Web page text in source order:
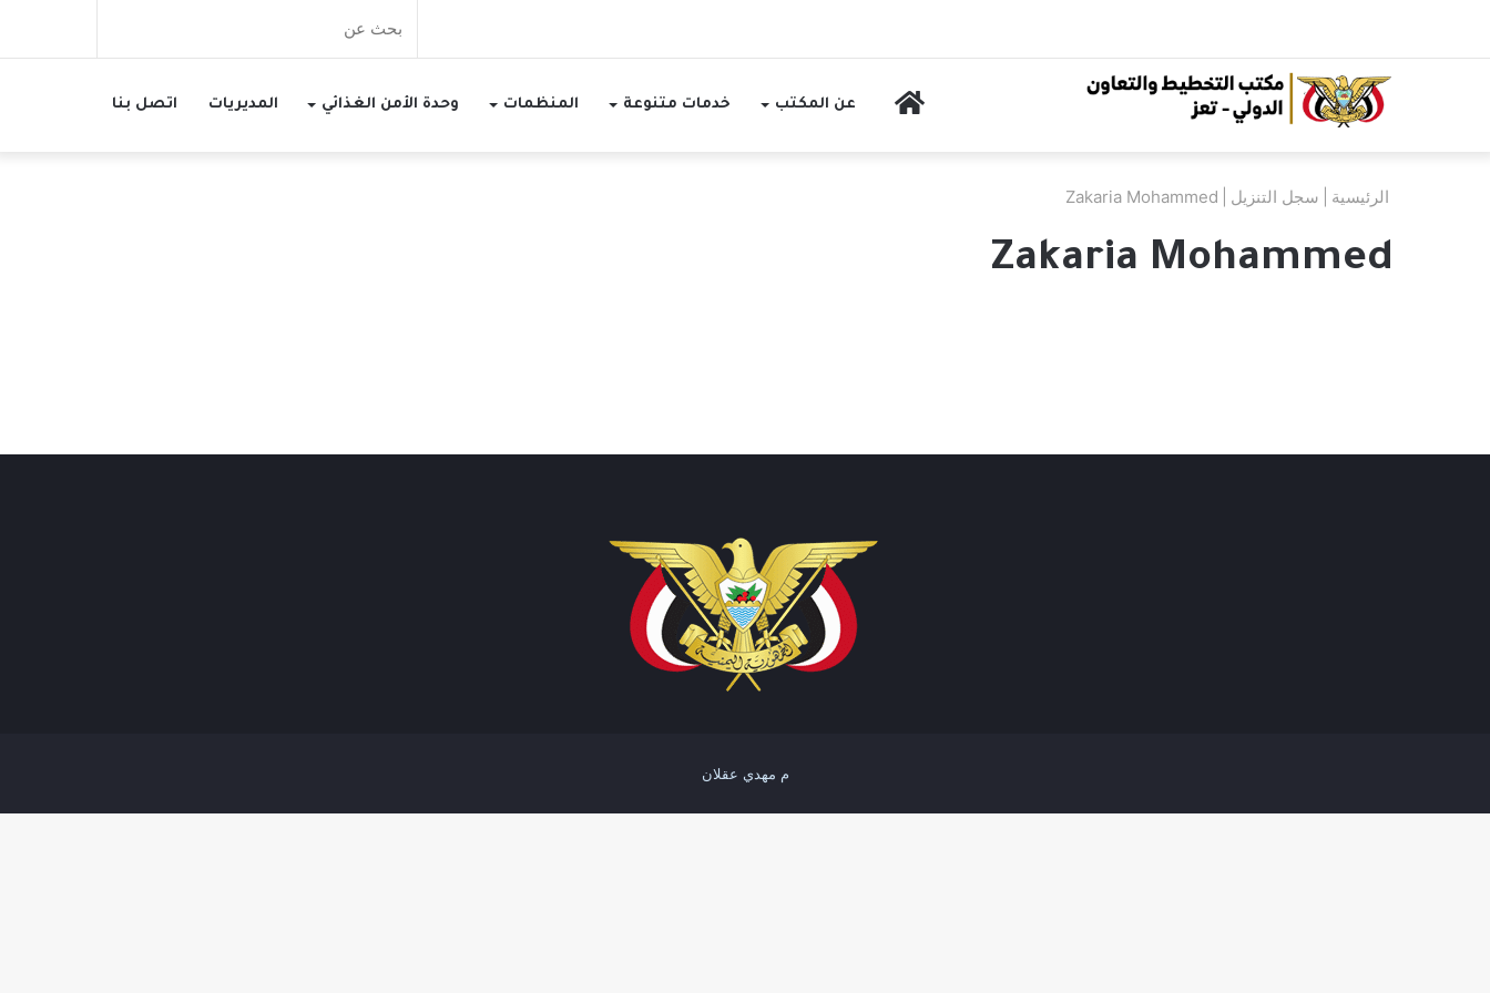
الرئيسيةعن المكتب خدمات متنوعة المنظمات وحدة الأمن الغذائي المديريات اتصل بنا
الرئيسية سجل التنزيل Zakaria Mohammed
Zakaria Mohammed
م مهدي عقلان